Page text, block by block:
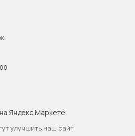
улучшить наш сайт